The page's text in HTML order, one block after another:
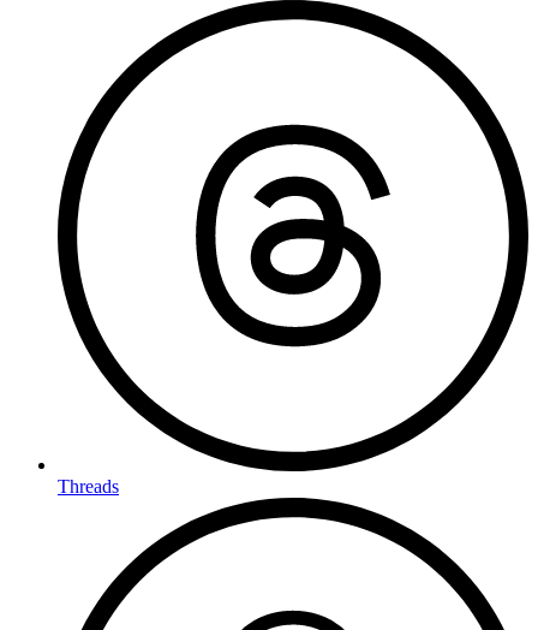
Threads